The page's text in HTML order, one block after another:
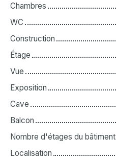
Chambres
WC
Construction
Étage
Vue
Exposition
Cave
Balcon
Nombre d'étages du bâtiment
Localisation